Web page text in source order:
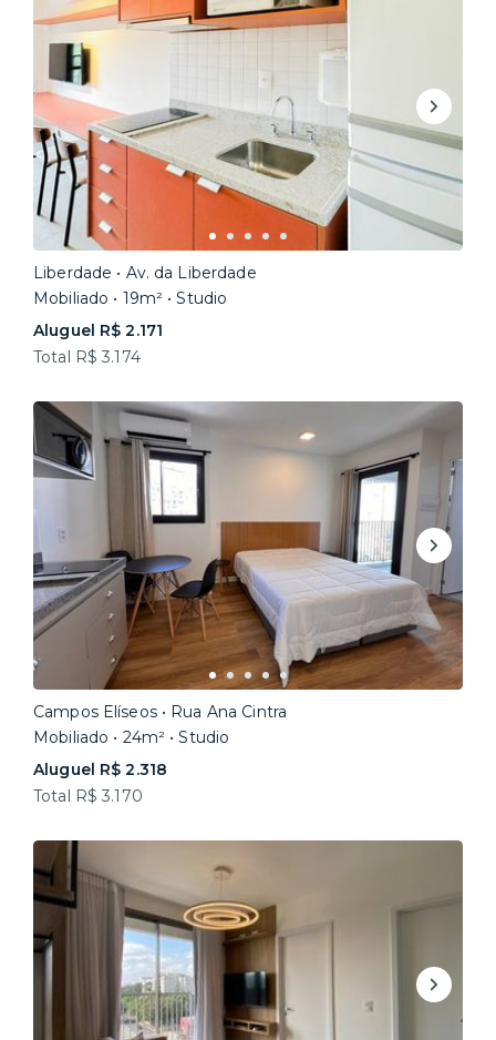
Liberdade • Av. da Liberdade
Mobiliado • 19m² • Studio
Aluguel R$ 2.171
Total R$ 3.174
Campos Elíseos • Rua Ana Cintra
Mobiliado • 24m² • Studio
Aluguel R$ 2.318
Total R$ 3.170